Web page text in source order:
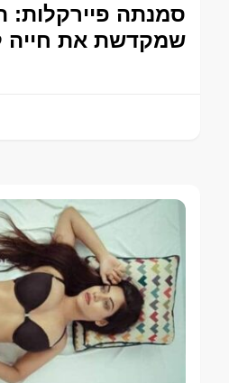
סמנתה פיירקלות:
שמקדשת את חייה